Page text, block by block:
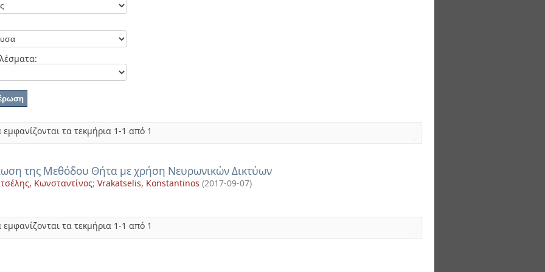
τα τεκμήρια 1-1 από 1
της Μεθόδου Θήτα με χρήση Νευρωνικών Δικτύων
Κωνσταντίνος; Vrakatselis, Konstantinos (2017-09-07)
τα τεκμήρια 1-1 από 1